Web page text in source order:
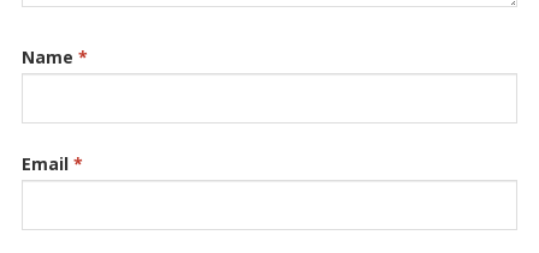
Name *
Email *